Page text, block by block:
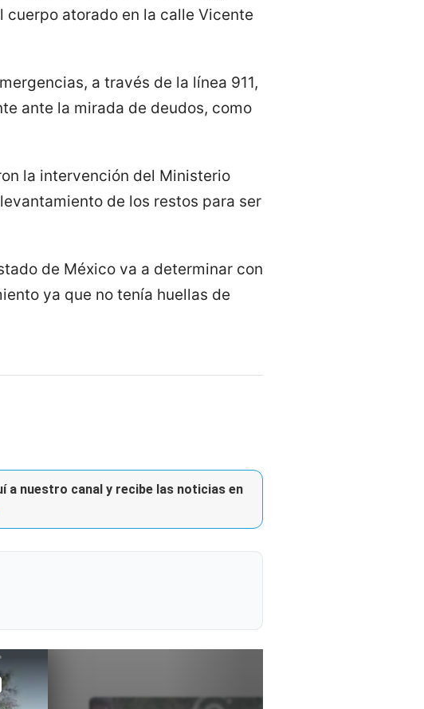
cuerpo atorado en la calle Vicente
a través de la línea 911,
ante la mirada de deudos, como
la intervención del Ministerio
de los restos para ser
de México va a determinar con
ya que no tenía huellas de
a nuestro canal y recibe las noticias en